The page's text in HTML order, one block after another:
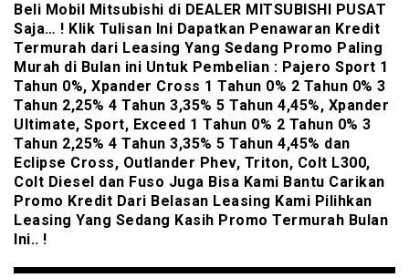
Beli Mobil Mitsubishi di DEALER MITSUBISHI PUSAT
Saja… ! Klik Tulisan Ini Dapatkan Penawaran Kredit
Termurah dari Leasing Yang Sedang Promo Paling
Murah di Bulan ini Untuk Pembelian : Pajero Sport 1
Tahun 0%, Xpander Cross 1 Tahun 0% 2 Tahun 0% 3
Tahun 2,25% 4 Tahun 3,35% 5 Tahun 4,45%, Xpander
Ultimate, Sport, Exceed 1 Tahun 0% 2 Tahun 0% 3
Tahun 2,25% 4 Tahun 3,35% 5 Tahun 4,45% dan
Eclipse Cross, Outlander Phev, Triton, Colt L300,
Colt Diesel dan Fuso Juga Bisa Kami Bantu Carikan
Promo Kredit Dari Belasan Leasing Kami Pilihkan
Leasing Yang Sedang Kasih Promo Termurah Bulan
Ini.. !